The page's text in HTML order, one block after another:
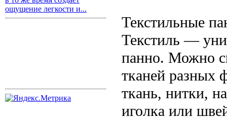
ощущение легкости и...
Текстильные
Текстиль —
панно. Можно
тканей разных
ткань, нитки,
иголка или